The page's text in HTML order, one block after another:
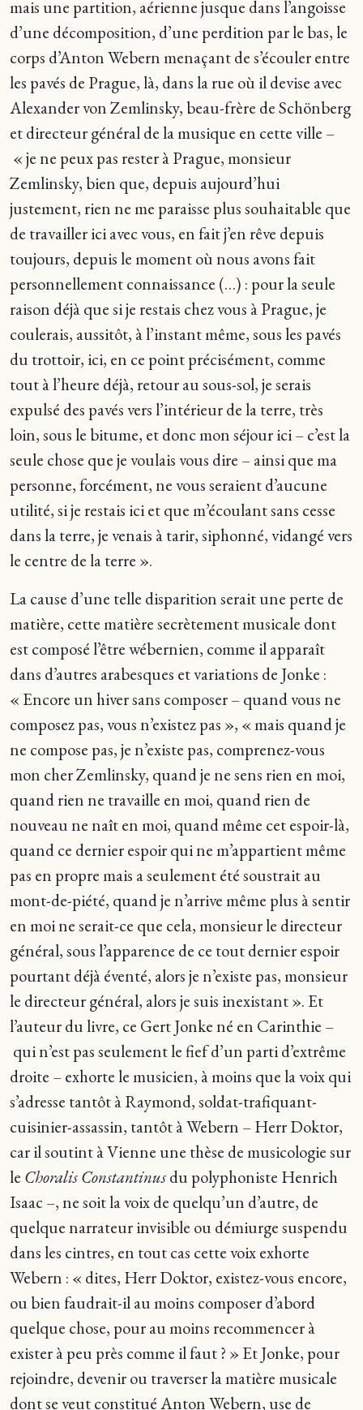
mais une partition, aérienne jusque dans l’angoisse
d’une décomposition, d’une perdition par le bas, le
corps d’Anton Webern menaçant de s’écouler entre
les pavés de Prague, là, dans la rue où il devise avec
Alexander von Zemlinsky, beau-frère de Schönberg
et directeur général de la musique en cette ville –
« je ne peux pas rester à Prague, monsieur
Zemlinsky, bien que, depuis aujourd’hui
justement, rien ne me paraisse plus souhaitable que
de travailler ici avec vous, en fait j’en rêve depuis
toujours, depuis le moment où nous avons fait
personnellement connaissance (…) : pour la seule
raison déjà que si je restais chez vous à Prague, je
coulerais, aussitôt, à l’instant même, sous les pavés
du trottoir, ici, en ce point précisément, comme
tout à l’heure déjà, retour au sous-sol, je serais
expulsé des pavés vers l’intérieur de la terre, très
loin, sous le bitume, et donc mon séjour ici – c’est la
seule chose que je voulais vous dire – ainsi que ma
personne, forcément, ne vous seraient d’aucune
utilité, si je restais ici et que m’écoulant sans cesse
dans la terre, je venais à tarir, siphonné, vidangé vers
le centre de la terre ».
La cause d’une telle disparition serait une perte de
matière, cette matière secrètement musicale dont
est composé l’être wébernien, comme il apparaît
dans d’autres arabesques et variations de Jonke :
« Encore un hiver sans composer – quand vous ne
composez pas, vous n’existez pas », « mais quand je
ne compose pas, je n’existe pas, comprenez-vous
mon cher Zemlinsky, quand je ne sens rien en moi,
quand rien ne travaille en moi, quand rien de
nouveau ne naît en moi, quand même cet espoir-là,
quand ce dernier espoir qui ne m’appartient même
pas en propre mais a seulement été soustrait au
mont-de-piété, quand je n’arrive même plus à sentir
en moi ne serait-ce que cela, monsieur le directeur
général, sous l’apparence de ce tout dernier espoir
pourtant déjà éventé, alors je n’existe pas, monsieur
le directeur général, alors je suis inexistant ». Et
l’auteur du livre, ce Gert Jonke né en Carinthie –
qui n’est pas seulement le fief d’un parti d’extrême
droite – exhorte le musicien, à moins que la voix qui
s’adresse tantôt à Raymond, soldat-trafiquant-
cuisinier-assassin, tantôt à Webern – Herr Doktor,
car il soutint à Vienne une thèse de musicologie sur
le Choralis Constantinusdu polyphoniste Henrich
Isaac –, ne soit la voix de quelqu’un d’autre, de
quelque narrateur invisible ou démiurge suspendu
dans les cintres, en tout cas cette voix exhorte
Webern : « dites, Herr Doktor, existez-vous encore,
ou bien faudrait-il au moins composer d’abord
quelque chose, pour au moins recommencer à
exister à peu près comme il faut ? » Et Jonke, pour
rejoindre, devenir ou traverser la matière musicale
dont se veut constitué Anton Webern, use de